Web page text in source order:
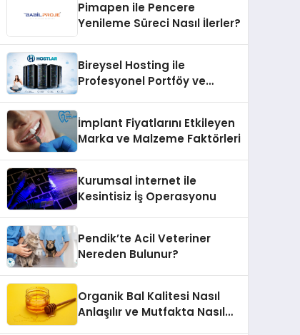
Pimapen ile Pencere
Yenileme Süreci Nasıl İlerler?
Bireysel Hosting ile
Profesyonel Portföy ve
İmplant Fiyatlarını Etkileyen
Marka ve Malzeme Faktörleri
Kurumsal İnternet ile
Kesintisiz İş Operasyonu
Pendik’te Acil Veteriner
Nereden Bulunur?
Organik Bal Kalitesi Nasıl
Anlaşılır ve Mutfakta Nasıl